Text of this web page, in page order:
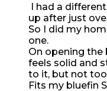
I had a
up after just
So I did my
one.
On opening the
feels solid and
to it, but not too
Fits my bluefin